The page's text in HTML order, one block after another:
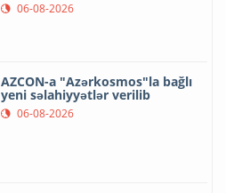
06-08-2026
AZCON-a "Azərkosmos"la bağlı
yeni səlahiyyətlər verilib
06-08-2026